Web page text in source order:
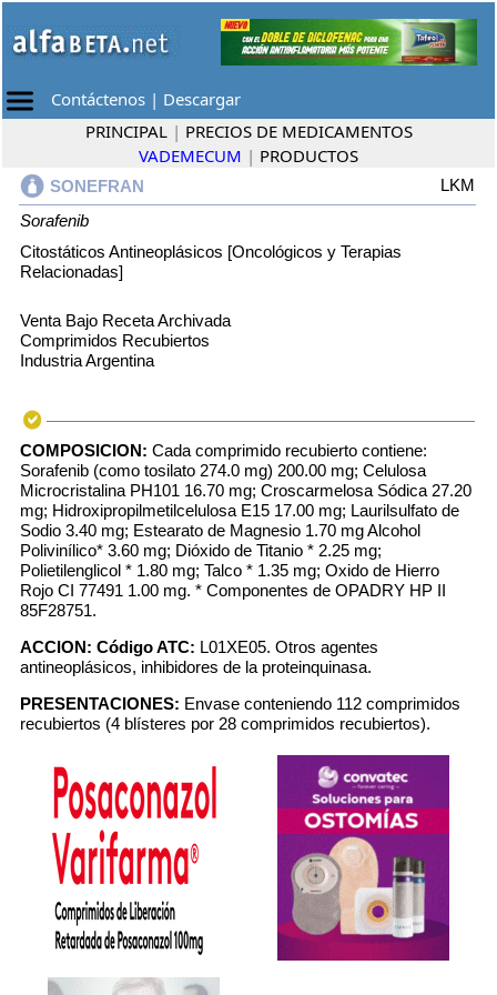
Contáctenos | Descargar
PRINCIPAL | PRECIOS DE MEDICAMENTOS
VADEMECUM | PRODUCTOS
SONEFRAN
LKM
Sorafenib
Citostáticos Antineoplásicos [Oncológicos y Terapias
Relacionadas]
Venta Bajo Receta Archivada
Comprimidos Recubiertos
Industria Argentina
COMPOSICION: Cada comprimido recubierto contiene:
Sorafenib (como tosilato 274.0 mg) 200.00 mg; Celulosa
Microcristalina PH101 16.70 mg; Croscarmelosa Sódica 27.20
mg; Hidroxipropilmetilcelulosa E15 17.00 mg; Laurilsulfato de
Sodio 3.40 mg; Estearato de Magnesio 1.70 mg Alcohol
Polivinílico* 3.60 mg; Dióxido de Titanio * 2.25 mg;
Polietilenglicol * 1.80 mg; Talco * 1.35 mg; Oxido de Hierro
Rojo CI 77491 1.00 mg. * Componentes de OPADRY HP II
85F28751.
ACCION: Código ATC: L01XE05. Otros agentes
antineoplásicos, inhibidores de la proteinquinasa.
PRESENTACIONES: Envase conteniendo 112 comprimidos
recubiertos (4 blísteres por 28 comprimidos recubiertos).